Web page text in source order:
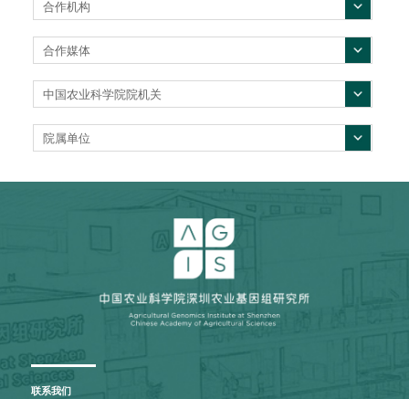
合作机构
合作媒体
中国农业科学院院机关
院属单位
联系我们